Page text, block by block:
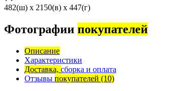
482(ш) x 2150(в) x 447(г)
Фотографии покупателей
Описание
Характеристики
Доставка, сборка и оплата
Отзывы покупателей (10)